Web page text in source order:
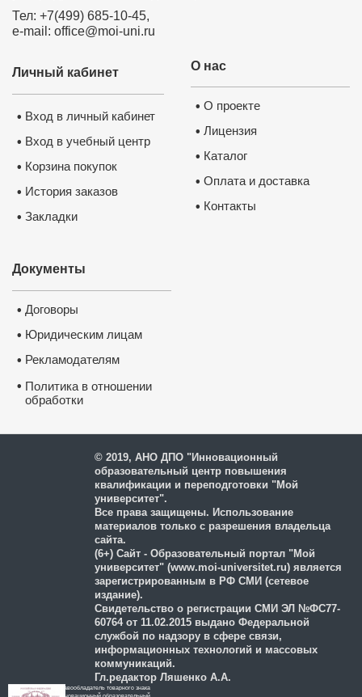
Тел: +7(499) 685-10-45,
e-mail: office@moi-uni.ru
О нас
• О проекте
• Лицензия
• Каталог
• Оплата и доставка
• Контакты
Личный кабинет
• Вход в личный кабинет
• Вход в учебный центр
• Корзина покупок
• История заказов
• Закладки
Документы
• Договоры
• Юридическим лицам
• Рекламодателям
• Политика в отношении
обработки
© 2019, АНО ДПО "Инновационный
образовательный центр повышения
квалификации и переподготовки "Мой
университет".
Все права защищены. Использование
материалов только с разрешения владельца
сайта.
(6+) Сайт - Образовательный портал "Мой
университет" (www.moi-universitet.ru) является
зарегистрированным в РФ СМИ (сетевое
издание).
Свидетельство о регистрации СМИ ЭЛ №ФС77-
60764 от 11.02.2015 выдано Федеральной
службой по надзору в сфере связи,
информационных технологий и массовых
коммуникаций.
Гл.редактор Ляшенко А.А.
Правообладатель товарного знака
Инновационный образовательный